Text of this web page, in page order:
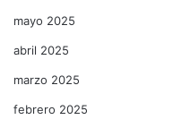
mayo 2025
abril 2025
marzo 2025
febrero 2025